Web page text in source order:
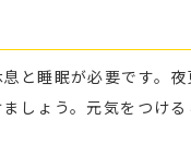
と睡眠が必要です。夜
しょう。元気をつけ